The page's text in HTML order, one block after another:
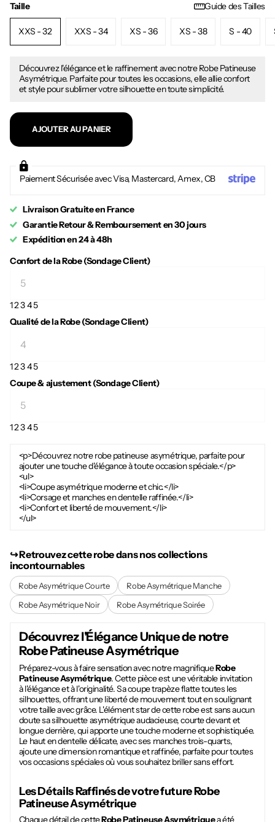
Taille Guide des Tailles
XXS - 32 XXS - 34 XS - 36 XS - 38 S - 40
Découvrez l'élégance et le raffinement avec notre Robe Patineuse
Asymétrique. Parfaite pour toutes les occasions, elle allie confort
et style pour sublimer votre silhouette en toute simplicité.
AJOUTER AU PANIER
Paiement Sécurisée avec Visa, Mastercard, Amex, CB
Livraison Gratuite en France
Garantie Retour & Remboursement en 30 jours
Expédition en 24 à 48h
Confort de la Robe (Sondage Client)
12345
Qualité de la Robe (Sondage Client)
12345
Coupe & ajustement (Sondage Client)
12345
<p>Découvrez notre robe patineuse asymétrique, parfaite pour
ajouter une touche d'élégance à toute occasion spéciale.</p>
<ul>
<li>Coupe asymétrique moderne et chic.</li>
<li>Corsage et manches en dentelle raffinée.</li>
<li>Confort et liberté de mouvement.</li>
</ul>
↪︎ Retrouvez cette robe dans nos collections
incontournables
Robe Asymétrique Courte
Robe Asymétrique Manche
Robe Asymétrique Noir
Robe Asymétrique Soirée
Découvrez l'Élégance Unique de notre
Robe Patineuse Asymétrique
Préparez-vous à faire sensation avec notre magnifiqueRobe
Patineuse Asymétrique. Cette pièce est une véritable invitation
à l'élégance et à l'originalité. Sa coupe trapèze flatte toutes les
silhouettes, offrant une liberté de mouvement tout en soulignant
votre taille avec grâce. L'élément star de cette robe est sans aucun
doute sa silhouette asymétrique audacieuse, courte devant et
longue derrière, qui apporte une touche moderne et sophistiquée.
Le haut en dentelle délicate, avec ses manches trois-quarts,
ajoute une dimension romantique et raffinée, parfaite pour toutes
vos occasions spéciales où vous souhaitez briller sans effort.
Les Détails Raffinés de votre futureRobe
Patineuse Asymétrique
Chaque détail de cetteRobe Patineuse Asymétriquea été